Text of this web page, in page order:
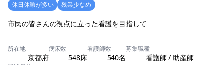
休日休暇が多い
残業少なめ
市民の皆さんの視点に立った看護を目指して
所在地
京都府
病床数
548床
看護師数
540名
募集職種
看護師 / 助産師